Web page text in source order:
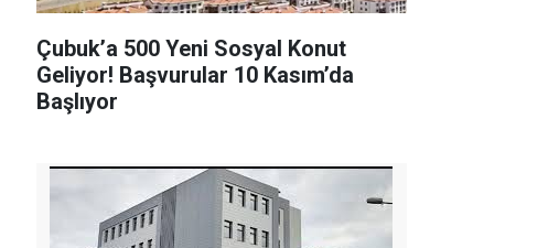
Çubuk’a 500 Yeni Sosyal Konut
Geliyor! Başvurular 10 Kasım’da
Başlıyor